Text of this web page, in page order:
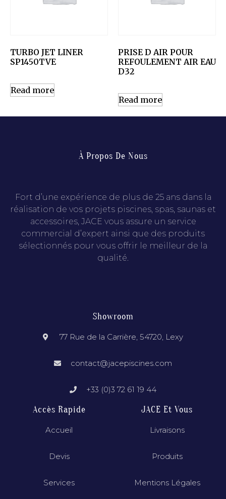
TURBO JET LINER
SP1450TVE
Read more
PRISE D AIR POUR
REFOULEMENT AIR EAU
D32
Read more
À Propos De Nous
Fort d’une expérience de plus de 25 ans dans la
réalisation de vos projets piscines, spas, saunas et
accessoires, JACE vous assure un service
commercial d’expert ainsi que des produits
sélectionnés pour vous offrir le meilleur de la
qualité.
Showroom
77 Rue de la Carrière, 54720, Lexy
contact@jacepiscines.com
+33 (0)3 72 61 19 44
Accès Rapide
Accueil
Devis
Services
JACE Et Vous
Livraisons
Produits
Mentions Légales